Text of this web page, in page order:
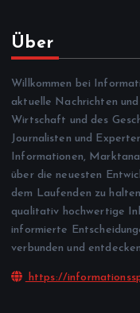
Über
Willkommen bei
aktuelle Nachrichten
Wirtschaft und des
Journalisten und
Informationen,
über die neuesten
dem Laufenden zu
qualitativ hochwertige
informierte
verbunden und
https://